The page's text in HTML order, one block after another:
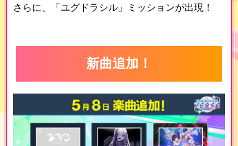
さらに、「ユグドラシル」ミッションが出現！
新曲追加！